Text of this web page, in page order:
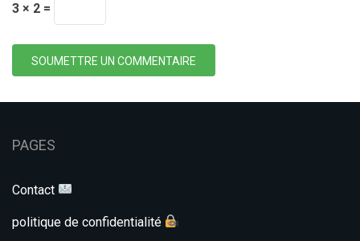
3 × 2 =
SOUMETTRE UN COMMENTAIRE
PAGES
Contact
politique de confidentialité